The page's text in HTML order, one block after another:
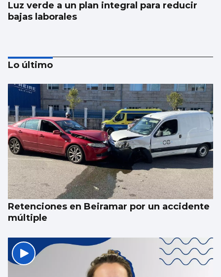
Luz verde a un plan integral para reducir
bajas laborales
Corgos afea a Hacienda que la comunidad
pierde 91 millones
Lo último
Retenciones en Beiramar por un accidente
múltiple